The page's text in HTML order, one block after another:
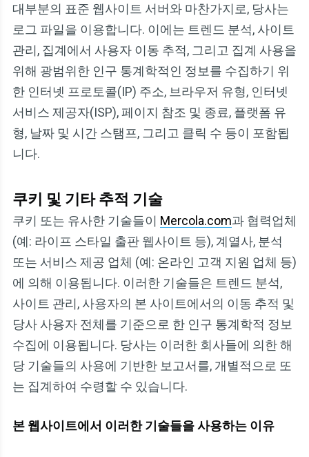
대부분의 표준 웹사이트 서버와 마찬가지로, 당사는
로그 파일을 이용합니다. 이에는 트렌드 분석, 사이트
관리, 집계에서 사용자 이동 추적, 그리고 집계 사용을
위해 광범위한 인구 통계학적인 정보를 수집하기 위
한 인터넷 프로토콜(IP) 주소, 브라우저 유형, 인터넷
서비스 제공자(ISP), 페이지 참조 및 종료, 플랫폼 유
형, 날짜 및 시간 스탬프, 그리고 클릭 수 등이 포함됩
니다.
쿠키 및 기타 추적 기술
쿠키 또는 유사한 기술들이 Mercola.com과 협력업체
(예: 라이프 스타일 출판 웹사이트 등), 계열사, 분석
또는 서비스 제공 업체 (예: 온라인 고객 지원 업체 등)
에 의해 이용됩니다. 이러한 기술들은 트렌드 분석,
사이트 관리, 사용자의 본 사이트에서의 이동 추적 및
당사 사용자 전체를 기준으로 한 인구 통계학적 정보
수집에 이용됩니다. 당사는 이러한 회사들에 의한 해
당 기술들의 사용에 기반한 보고서를, 개별적으로 또
는 집계하여 수령할 수 있습니다.
본 웹사이트에서 이러한 기술들을 사용하는 이유